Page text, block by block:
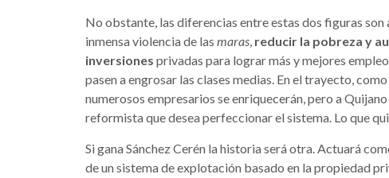
No obstante, las diferencias entre estas dos figuras
inmensa violencia de las maras, reducir la pobreza y
inversiones privadas para lograr más y mejores
pasen a engrosar las clases medias. En el trayecto,
numerosos empresarios se enriquecerán, pero a
reformista que desea perfeccionar el sistema. Lo que
Si gana Sánchez Cerén la historia será otra. Actuará
de un sistema de explotación basado en la propiedad